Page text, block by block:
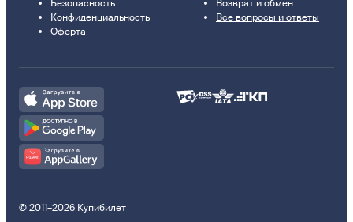
Безопасность
Конфиденциальность
Оферта
Возврат и обмен
Все вопросы и ответы
© 2011–2026 Купибилет